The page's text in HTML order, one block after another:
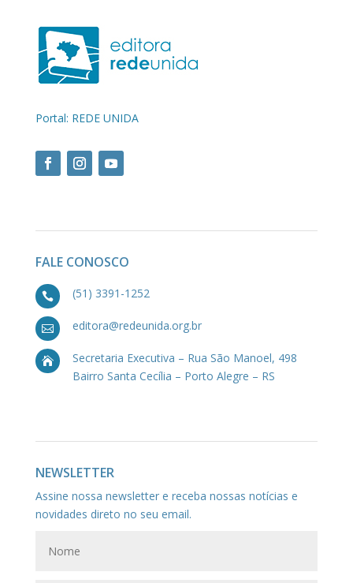
Portal: REDE UNIDA
FALE CONOSCO
 (51) 3391-1252
 editora@redeunida.org.br

Secretaria Executiva – Rua São Manoel, 498
Bairro Santa Cecília – Porto Alegre – RS
NEWSLETTER
Assine nossa newsletter e receba nossas notícias e
novidades direto no seu email.